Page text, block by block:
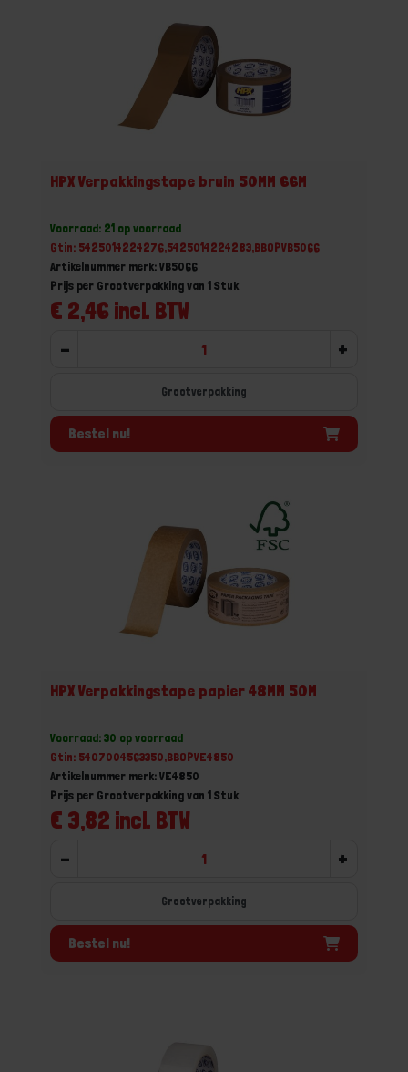
HPX Verpakkingstape bruin 50MM 66M
Voorraad: 21 op voorraad
Gtin: 5425014224276,5425014224283,BBOPVB5066
Artikelnummer merk: VB5066
€ 2,46 incl. BTW
Prijs per Grootverpakking van 1 Stuk
- +
Grootverpakking
Bestel nu!
HPX Verpakkingstape papier 48MM 50M
Voorraad: 30 op voorraad
Gtin: 5407004563350,BBOPVE4850
Artikelnummer merk: VE4850
€ 3,82 incl. BTW
Prijs per Grootverpakking van 1 Stuk
- +
Grootverpakking
Bestel nu!